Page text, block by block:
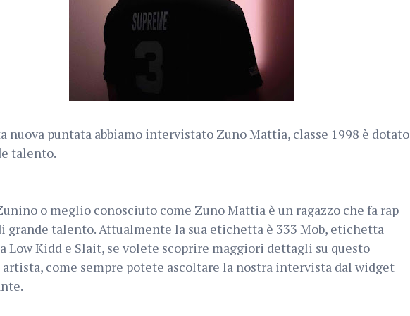
nuova puntata abbiamo intervistato Zuno Mattia, classe 1998 è dotato
talento.
o meglio conosciuto come Zuno Mattia è un ragazzo che fa rap
grande talento. Attualmente la sua etichetta è 333 Mob, etichetta
Low Kidd e Slait, se volete scoprire maggiori dettagli su questo
artista, come sempre potete ascoltare la nostra intervista dal widget